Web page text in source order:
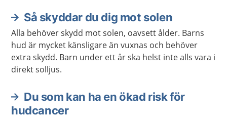
Så skyddar du dig mot solen
Alla behöver skydd mot solen, oavsett ålder. Barns
hud är mycket känsligare än vuxnas och behöver
extra skydd. Barn under ett år ska helst inte alls vara i
direkt solljus.
Du som kan ha en ökad risk för
hudcancer